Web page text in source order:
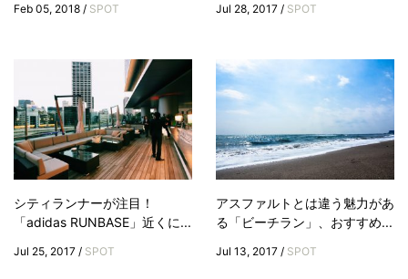
Feb 05, 2018 / SPOT Jul 28, 2017 / SPOT
シティランナーが注目！
「adidas RUNBASE」近くに...
Jul 25, 2017 / SPOT
アスファルトとは違う魅力があ
る「ビーチラン」、おすすめ...
Jul 13, 2017 / SPOT